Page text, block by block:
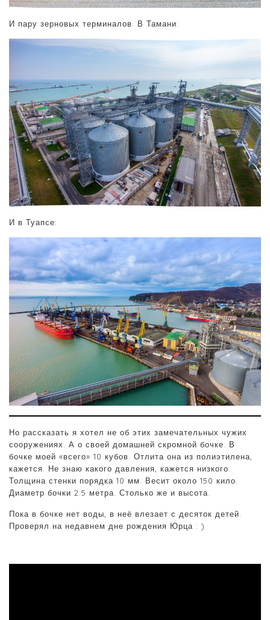
И пару зерновых терминалов. В Тамани:
И в Туапсе:
Но рассказать я хотел не об этих замечательных чужих
сооружениях. А о своей домашней скромной бочке. В
бочке моей «всего» 10 кубов. Отлита она из полиэтилена,
кажется. Не знаю какого давления, кажется низкого.
Толщина стенки порядка 10 мм. Весит около 150 кило.
Диаметр бочки 2.5 метра. Столько же и высота.
Пока в бочке нет воды, в неё влезает с десяток детей.
Проверял на недавнем дне рождения Юрца : )